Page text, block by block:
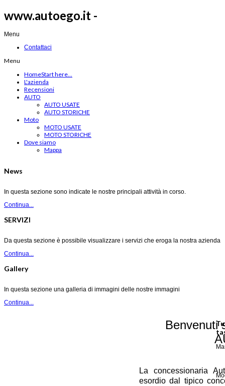
www.autoego.it -
Menu
Contattaci
Menu
HomeStart here...
L'azienda
Recensioni
AUTO
AUTO USATE
AUTO STORICHE
Moto
MOTO USATE
MOTO STORICHE
Dove siamo
Mappa
News
In questa sezione sono indicate le nostre principali attività in corso.
Continua...
SERVIZI
Da questa sezione è possibile visualizzare i servizi che eroga la nostra azienda
Continua...
Gallery
In questa sezione una galleria di immagini delle nostre immagini
Continua...
Benvenuti
La concessionaria
esordio dal tipico